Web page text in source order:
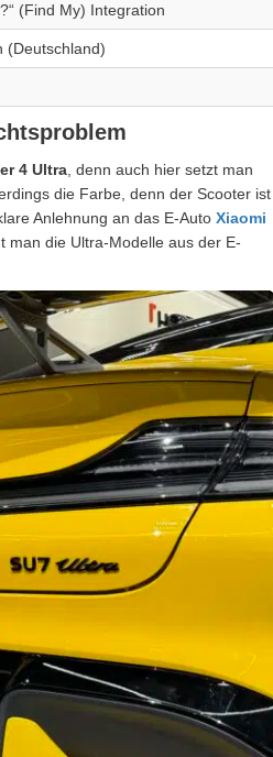
(Find My) Integration
(Deutschland)
4 Ultra, denn auch hier setzt man
die Farbe, denn der Scooter ist
Anlehnung an das E-Auto Xiaomi
man die Ultra-Modelle aus der E-